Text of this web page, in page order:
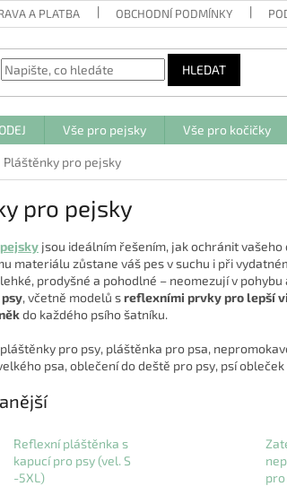
A PLATBA OBCHODNÍ PODMÍNKY
HLEDAT
Vše pro pejsky Vše pro kočičky
Pláštěnky pro pejsky
pro pejsky
jsou ideálním řešením, jak ochránit
materiálu zůstane váš pes v suchu i při
prodyšné a pohodlné – neomezují v
, včetně modelů sreflexními prvky pro lepší
do každého psího šatníku.
pláštěnky pro psy, pláštěnka pro psa,
psa, oblečení do deště pro psy, psí
Reflexní pláštěnka s
kapucí pro psy (vel. S
-5XL)
pro